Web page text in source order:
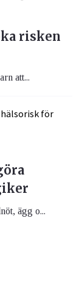
risken
att...
ägg o...